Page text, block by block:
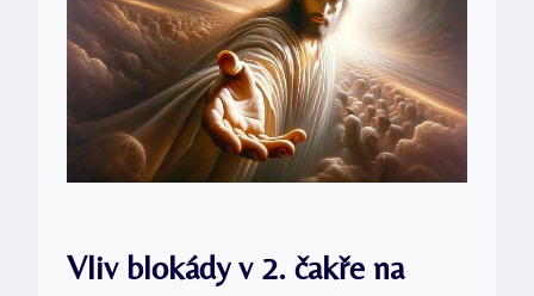
Vliv blokády v 2. čakře na